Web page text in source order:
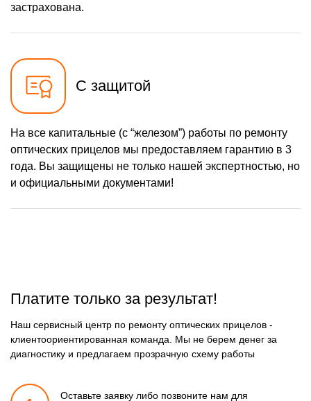
застрахована.
С защитой
На все капитальные (с “железом”) работы по ремонту
оптических прицелов мы предоставляем гарантию в 3
года. Вы защищены не только нашей экспертностью, но
и официальными документами!
Платите только за результат!
Наш сервисный центр по ремонту оптических прицелов -
клиентоориентированная команда. Мы не берем денег за
диагностику и предлагаем прозрачную схему работы
Оставьте заявку либо позвоните нам для